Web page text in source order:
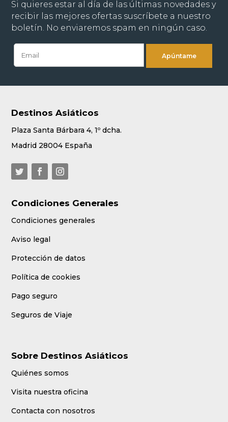
Si quieres estar al día de las últimas novedades y
recibir las mejores ofertas suscríbete a nuestro
boletín. No enviaremos spam en ningún caso.
Destinos Asiáticos
Plaza Santa Bárbara 4, 1º dcha.
Madrid 28004 España
Condiciones Generales
Condiciones generales
Aviso legal
Protección de datos
Política de cookies
Pago seguro
Seguros de Viaje
Sobre Destinos Asiáticos
Quiénes somos
Visita nuestra oficina
Contacta con nosotros